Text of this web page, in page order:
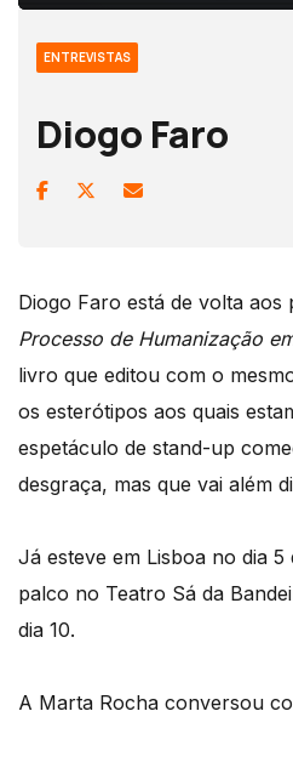
ENTREVISTAS
Diogo Faro
Diogo Faro está de volta
Processo de Humanização
livro que editou com o
os esterótipos aos quais
espetáculo de stand-up
desgraça, mas que vai além
Já esteve em Lisboa no dia
palco no Teatro Sá da
dia 10.
A Marta Rocha conversou